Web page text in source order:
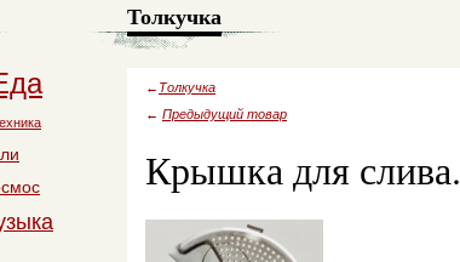
Толкучка
← Толкучка
← Предыдущий товар
Крышка для слива.